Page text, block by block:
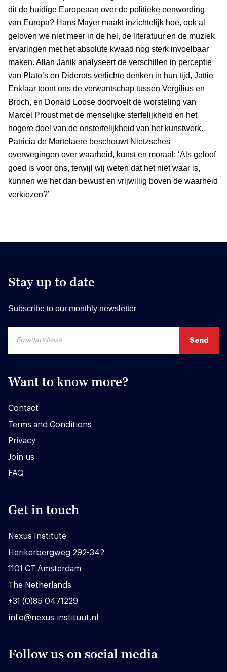
dit de huidige Europeaan over de politieke eenwording
van Europa? Hans Mayer maakt inzichtelijk hoe, ook al
geloven we niet meer in de hel, de literatuur en de muziek
ervaringen met het absolute kwaad nog sterk invoelbaar
maken. Allan Janik analyseert de verschillen in perceptie
van Plato’s en Diderots verlichte denken in hun tijd, Jattie
Enklaar toont ons de verwantschap tussen Vergilius en
Broch, en Donald Loose doorvoelt de worsteling van
Marcel Proust met de menselijke sterfelijkheid en het
hogere doel van de onsterfelijkheid van het kunstwerk.
Patricia de Martelaere beschouwt Nietzsches
overwegingen over waarheid, kunst en moraal: ‘Als geloof
goed is voor ons, terwijl wij weten dat het niet waar is,
kunnen we het dan bewust en vrijwillig boven de waarheid
verkiezen?’
Stay up to date
Subscribe to our monthly newsletter
Want to know more?
Contact
Terms and Conditions
Privacy
Join us
FAQ
Get in touch
Nexus Institute
Herikerbergweg 292-342
1101 CT Amsterdam
The Netherlands
+31 (0)85 0471229
info@nexus-instituut.nl
Follow us on social media